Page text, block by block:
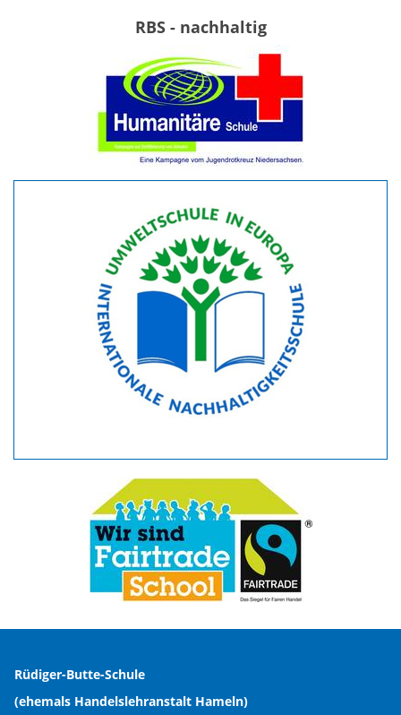
RBS - nachhaltig
Rüdiger-Butte-Schule
(ehemals Handelslehranstalt Hameln)